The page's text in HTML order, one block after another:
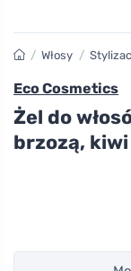
/ Włosy /
Eco Cosmetics
Żel do
brzozą,